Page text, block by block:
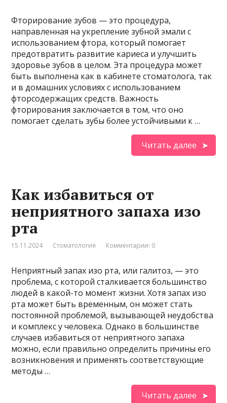
Фторирование зубов — это процедура,
направленная на укрепление зубной эмали с
использованием фтора, который помогает
предотвратить развитие кариеса и улучшить
здоровье зубов в целом. Эта процедура может
быть выполнена как в кабинете стоматолога, так
и в домашних условиях с использованием
фторсодержащих средств. Важность
фторирования заключается в том, что оно
помогает сделать зубы более устойчивыми к …
Читать далее
Как избавиться от
неприятного запаха изо
рта
15.11.2024 Стоматология Комментарии: 0
Неприятный запах изо рта, или галитоз, — это
проблема, с которой сталкивается большинство
людей в какой-то момент жизни. Хотя запах изо
рта может быть временным, он может стать
постоянной проблемой, вызывающей неудобства
и комплекс у человека. Однако в большинстве
случаев избавиться от неприятного запаха
можно, если правильно определить причины его
возникновения и применять соответствующие
методы …
Читать далее